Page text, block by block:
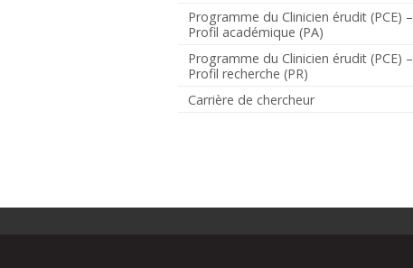
Programme du Clinicien érudit (PCE) –
Profil académique (PA)
Programme du Clinicien érudit (PCE) –
Profil recherche (PR)
Carrière de chercheur